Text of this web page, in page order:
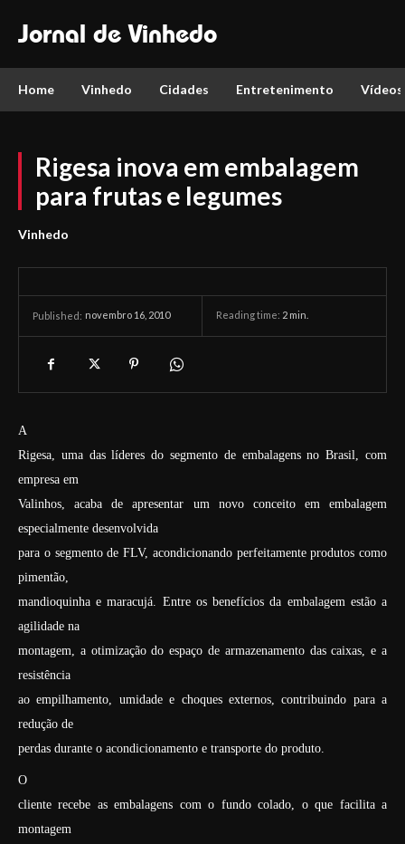
Jornal de Vinhedo
Home Vinhedo Cidades Entretenimento Vídeos
Rigesa inova em embalagem
para frutas e legumes
Vinhedo
Published: novembro 16, 2010 Reading time: 2 min.
A
Rigesa, uma das líderes do segmento de embalagens no Brasil, com
empresa em
Valinhos, acaba de apresentar um novo conceito em embalagem
especialmente desenvolvida
para o segmento de FLV, acondicionando perfeitamente produtos como
pimentão,
mandioquinha e maracujá. Entre os benefícios da embalagem estão a
agilidade na
montagem, a otimização do espaço de armazenamento das caixas, e a
resistência
ao empilhamento, umidade e choques externos, contribuindo para a
redução de
perdas durante o acondicionamento e transporte do produto.
O
cliente recebe as embalagens com o fundo colado, o que facilita a
montagem